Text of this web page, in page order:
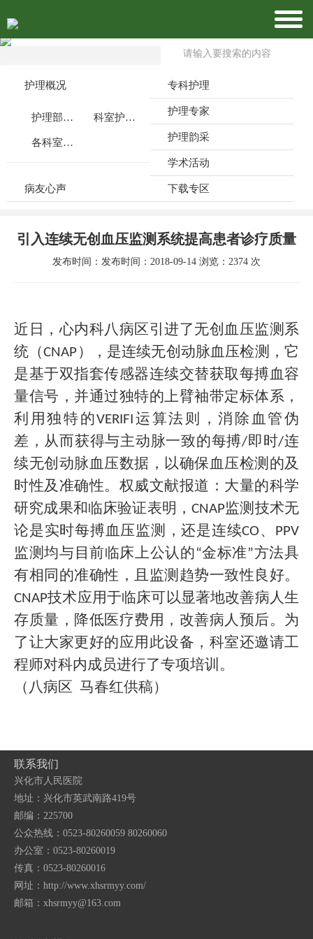
护理概况
护理部介绍 科室护理特色
各科室公众号
专科护理
护理专家
护理韵采
学术活动
病友心声 下载专区
引入连续无创血压监测系统提高患者诊疗质量
发布时间：发布时间：2018-09-14 浏览：2374 次
近日，心内科八病区引进了无创血压监测系
统（CNAP），是连续无创动脉血压检测，它
是基于双指套传感器连续交替获取每搏血容
量信号，并通过独特的上臂袖带定标体系，
利用独特的VERIFI运算法则，消除血管伪
差，从而获得与主动脉一致的每搏/即时/连
续无创动脉血压数据，以确保血压检测的及
时性及准确性。权威文献报道：大量的科学
研究成果和临床验证表明，CNAP监测技术无
论是实时每搏血压监测，还是连续CO、PPV
监测均与目前临床上公认的“金标准”方法具
有相同的准确性，且监测趋势一致性良好。
CNAP技术应用于临床可以显著地改善病人生
存质量，降低医疗费用，改善病人预后。为
了让大家更好的应用此设备，科室还邀请工
程师对科内成员进行了专项培训。
（八病区 马春红供稿）
联系我们
兴化市人民医院
地址：兴化市英武南路419号
邮编：225700
公众热线：0523-80260059 80260060
办公室：0523-80260019
传真：0523-80260016
网址：http://www.xhsrmyy.com/
邮箱： xhsrmyy@163.com